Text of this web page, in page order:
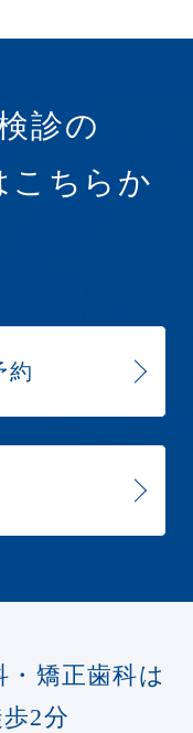
診の
こちらか
約
矯正歯科は
2分